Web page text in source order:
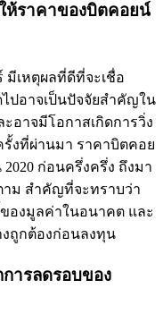
Bonus
ห้ราคาของบิตคอยน์
มีเหตุผลที่ดีที่จะเชื่อ
ปอาจเป็นปัจจัยสำคัญใน
อาจมีโอกาสเกิดการวิ่ง
งที่ผ่านมา ราคาบิตคอย
ก่อนครึ่งครึ่ง ถึงมา
าม สำคัญที่จะทราบว่า
องมูลค่าในอนาคต และ
ถูกต้องก่อนลงทุน
ารลดรอบของ